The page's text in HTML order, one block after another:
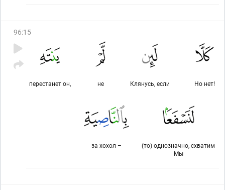
96:15
Но нет!
Клянусь, если
не
перестанет он,
(то) однозначно, схватим
Мы
за хохол –